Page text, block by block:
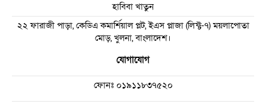
হাবিবা খাতুন
২২ ফারাজী পাড়া, কেডিএ কমার্শিয়াল প্লট, ইএস প্লাজা (লিফ্ট-৭) ময়লাপোতা
মোড়, খুলনা, বাংলাদেশ।
যোগাযোগ
ফোনঃ০১৯১১৮৩৭৫২০